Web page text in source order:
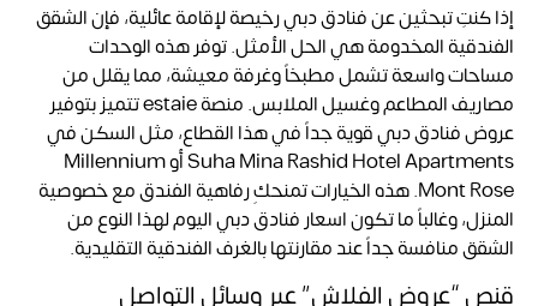
إذا كنتِ تبحثين عن فنادق دبي رخيصة لإقامة عائلية، فإن الشقق
الفندقية المخدومة هي الحل الأمثل. توفر هذه الوحدات
مساحات واسعة تشمل مطبخاً وغرفة معيشة، مما يقلل من
مصاريف المطاعم وغسيل الملابس. منصة estaie تتميز بتوفير
عروض فنادق دبي قوية جداً في هذا القطاع، مثل السكن في
Suha Mina Rashid Hotel Apartments أو Millennium
Mont Rose. هذه الخيارات تمنحكِ رفاهية الفندق مع خصوصية
المنزل، وغالباً ما تكون اسعار فنادق دبي اليوم لهذا النوع من
الشقق منافسة جداً عند مقارنتها بالغرف الفندقية التقليدية.
قنص “عروض الفلاش” عبر وسائل التواصل